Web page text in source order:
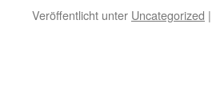
Veröffentlicht unter Uncategorized |